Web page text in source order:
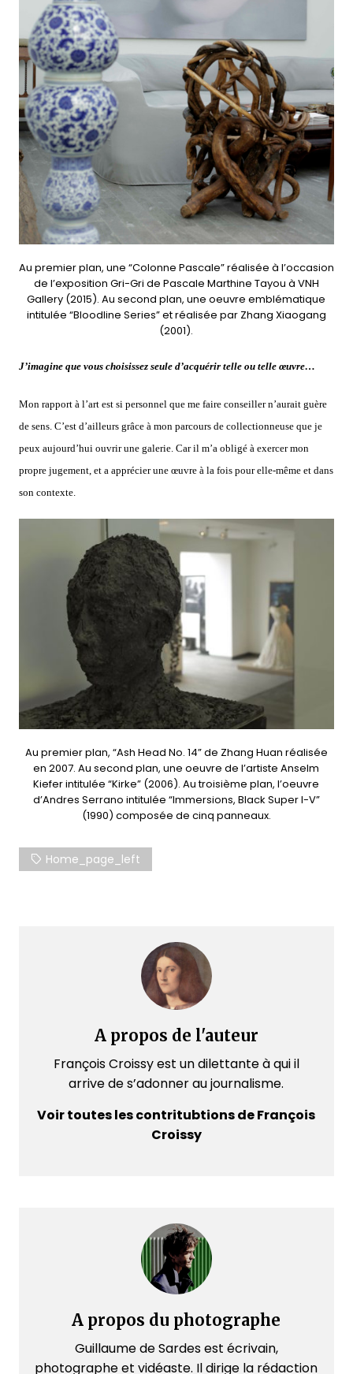
Au premier plan, une “Colonne Pascale” réalisée à l’occasion
de l’exposition Gri-Gri de Pascale Marthine Tayou à VNH
Gallery (2015). Au second plan, une oeuvre emblématique
intitulée “Bloodline Series” et réalisée par Zhang Xiaogang
(2001).
J’imagine que vous choisissez seule d’acquérir telle ou telle œuvre…
Mon rapport à l’art est si personnel que me faire conseiller n’aurait guère
de sens. C’est d’ailleurs grâce à mon parcours de collectionneuse que je
peux aujourd’hui ouvrir une galerie. Car il m’a obligé à exercer mon
propre jugement, et a apprécier une œuvre à la fois pour elle-même et dans
son contexte.
Au premier plan, “Ash Head No. 14” de Zhang Huan réalisée
en 2007. Au second plan, une oeuvre de l’artiste Anselm
Kiefer intitulée “Kirke” (2006). Au troisième plan, l’oeuvre
d’Andres Serrano intitulée “Immersions, Black Super I-V”
(1990) composée de cinq panneaux.
Home_page_left
A propos de l'auteur
François Croissy est un dilettante à qui il
arrive de s’adonner au journalisme.
Voir toutes les contritubtions de François
Croissy
A propos du photographe
Guillaume de Sardes est écrivain,
photographe et vidéaste. Il dirige la rédaction